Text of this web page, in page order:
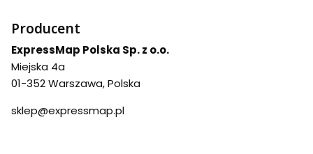
Producent
ExpressMap Polska Sp. z o.o.
Miejska 4a
01-352 Warszawa, Polska
sklep@expressmap.pl